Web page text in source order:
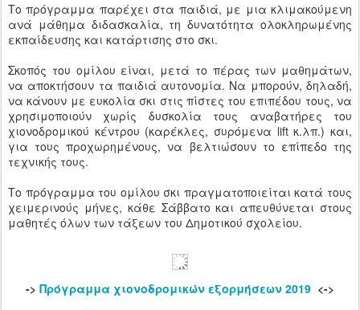
Το πρόγραμμα παρέχει στα παιδιά, με μια κλιμακούμενη
ανά μάθημα διδασκαλία, τη δυνατότητα ολοκληρωμένης
εκπαίδευσης και κατάρτισης στο σκι.
Σκοπός του ομίλου είναι, μετά το πέρας των μαθημάτων,
να αποκτήσουν τα παιδιά αυτονομία. Να μπορούν, δηλαδή,
να κάνουν με ευκολία σκι στις πίστες του επιπέδου τους, να
χρησιμοποιούν χωρίς δυσκολία τους αναβατήρες του
χιονοδρομικού κέντρου (καρέκλες, συρόμενα lift κ.λπ.) και,
για τους προχωρημένους, να βελτιώσουν το επίπεδο της
τεχνικής τους.
Το πρόγραμμα του ομίλου σκι πραγματοποιείται κατά τους
χειμερινούς μήνες, κάθε Σάββατο και απευθύνεται στους
μαθητές όλων των τάξεων του Δημοτικού σχολείου.
-> Πρόγραμμα χιονοδρομικών εξορμήσεων 2019 <->